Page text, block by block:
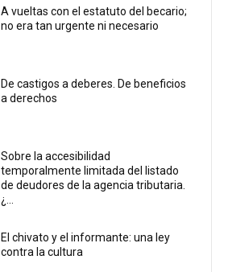
A vueltas con el estatuto del becario;
no era tan urgente ni necesario
De castigos a deberes. De beneficios
a derechos
Sobre la accesibilidad
temporalmente limitada del listado
de deudores de la agencia tributaria.
¿...
El chivato y el informante: una ley
contra la cultura